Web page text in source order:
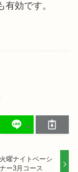
効です。
火曜ナイトベーシ
ー3月コース